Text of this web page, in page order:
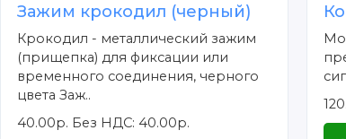
Зажим крокодил (черный)
Крокодил - металлический зажим
(прищепка) для фиксации или
временного соединения, черного
цвета Заж..
40.00р. Без НДС: 40.00р.